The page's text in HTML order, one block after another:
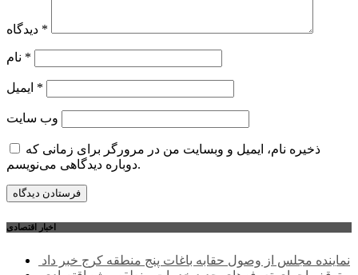
*
*
*
وب‌ سایت
ذخیره نام، ایمیل و وبسایت من در مرورگر برای زمانی که
دوباره دیدگاهی می‌نویسم.
اخبار اقتصادی
نماینده مجلس از وصول حقابه باغات پنج منطقه کرج خبر داد